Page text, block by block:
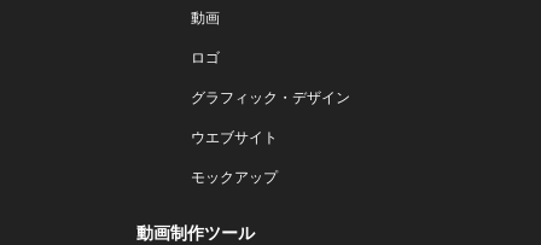
動画
ロゴ
グラフィック・デザイン
ウエブサイト
モックアップ
動画制作ツール